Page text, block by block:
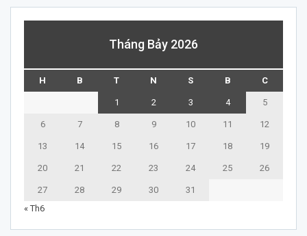
Tháng Bảy 2026
H B T N S B C
1 2 3 4 5
6 7 8 9 10 11 12
13 14 15 16 17 18 19
20 21 22 23 24 25 26
27 28 29 30
31
« Th6